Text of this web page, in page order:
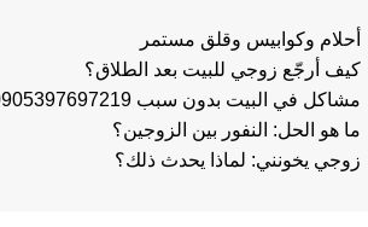
أحلام وكوابيس وقلق مستمر
كيف أرجّع زوجي للبيت بعد الطلاق؟
مشاكل في البيت بدون سبب 00905397697219
ما هو الحل: النفور بين الزوجين؟
زوجي يخونني: لماذا يحدث ذلك؟